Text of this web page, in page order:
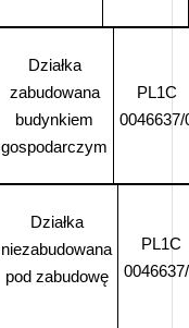
Działka
zabudowana
budynkiem
gospodarczym
PL1C
0046637/
Działka
niezabudowana
pod zabudowę
PL1C